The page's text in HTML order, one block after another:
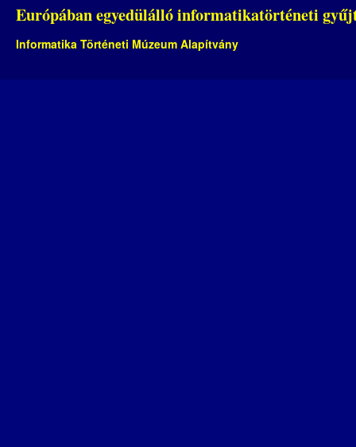
Európában egyedülálló informatikatörténeti
Informatika Történeti Múzeum Alapítvány